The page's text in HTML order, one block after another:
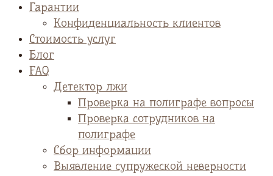
Гарантии
Конфиденциальность клиентов
Стоимость услуг
Блог
FAQ
Детектор лжи
Проверка на полиграфе вопросы
Проверка сотрудников на
полиграфе
Сбор информации
Выявление супружеской неверности